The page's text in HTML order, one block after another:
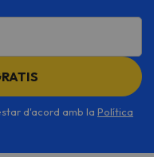
d'acord amb la Política